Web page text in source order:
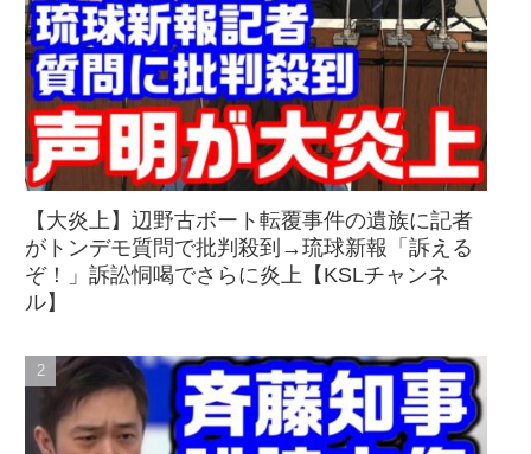
【大炎上】辺野古ボート転覆事件の遺族に記者
がトンデモ質問で批判殺到→琉球新報「訴える
ぞ！」訴訟恫喝でさらに炎上【KSLチャンネ
ル】